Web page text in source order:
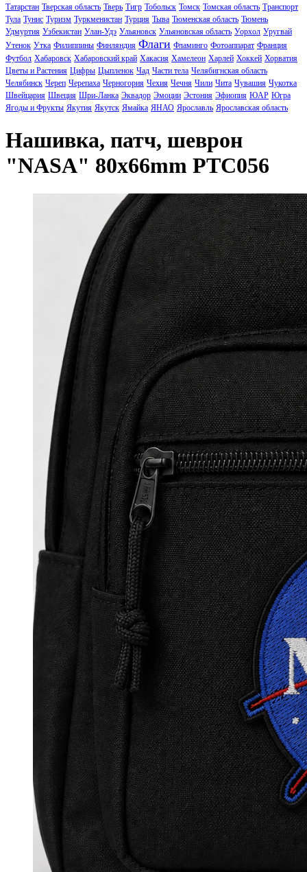
Татарстан Тверская область Тверь Тигр Тобольск Томск Томская область Транспорт
Тула Тунис Туризм Туркменистан Турция Тыва Тюменская область Тюмень
Удмуртия Узбекистан Улан-Удэ Ульяновск Ульяновская область Уорхол Уругвай
Утенок Утка Филиппины Финляндия Флаги Фламинго Фотоаппарат Франция
Футбол Хабаровск Хабаровский край Хакасия Хамелеон Харлей Хоккей Хорватия
Цветы и Растения Цифры Цыпленок Чад Части тела Челябигнская область
Челябинск Череп Черепаха Черногория Чехия Чечня Чили Чита Чувашия Чукотка
Швейцария Швеция Шри-Ланка Эквадор Эмоции Эстония Эфиопия ЮАР Югра
Ягоды и Фрукты Якутия Якутск Ямайка ЯНАО Ярославль Ярославская область
Нашивка, патч, шеврон
"NASA" 80x66mm PTC056